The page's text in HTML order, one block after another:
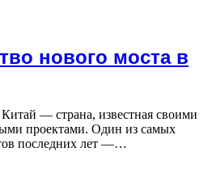
нового моста в
— страна, известная своими
проектами. Один из самых
последних лет —…